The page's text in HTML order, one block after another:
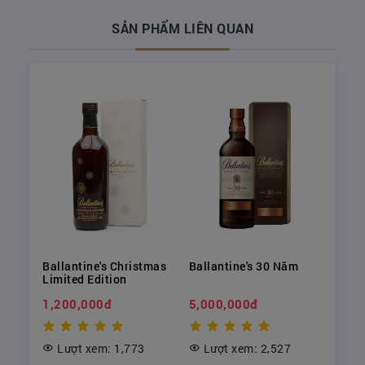
LÝ DO NÊN CHỌN
TẾT
cốc sau đó chưng cất bằng các nồi đồng để nồng
SẢN PHẨM LIÊN QUAN
Ballantine's Christmas
Limited Edition
1,200,000đ
Lượt xem: 1,773
Ballantine's 30 Năm
5,000,000đ
Lượt xem: 2,527